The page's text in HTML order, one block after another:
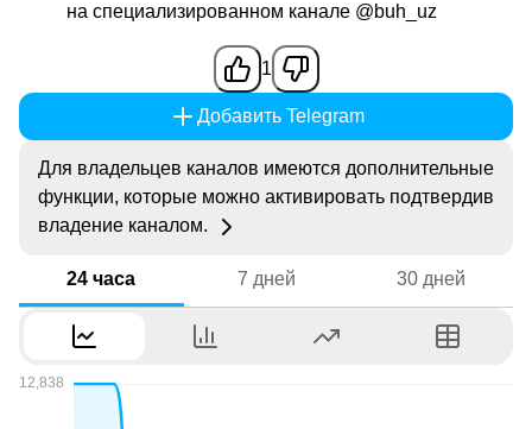
на специализированном канале @buh_uz
1
Добавить Telegram
Для владельцев каналов имеются дополнительные
функции, которые можно активировать подтвердив
владение каналом.
24 часа 7 дней 30 дней